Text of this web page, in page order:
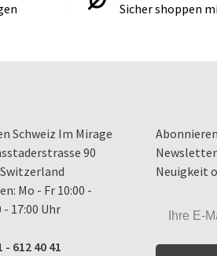
Sicher shoppen
Schweiz Im Mirage
90
Mo - Fr 10:00 -
- 17:00 Uhr
- 612 40 41
Newsletter
Neuigkeit